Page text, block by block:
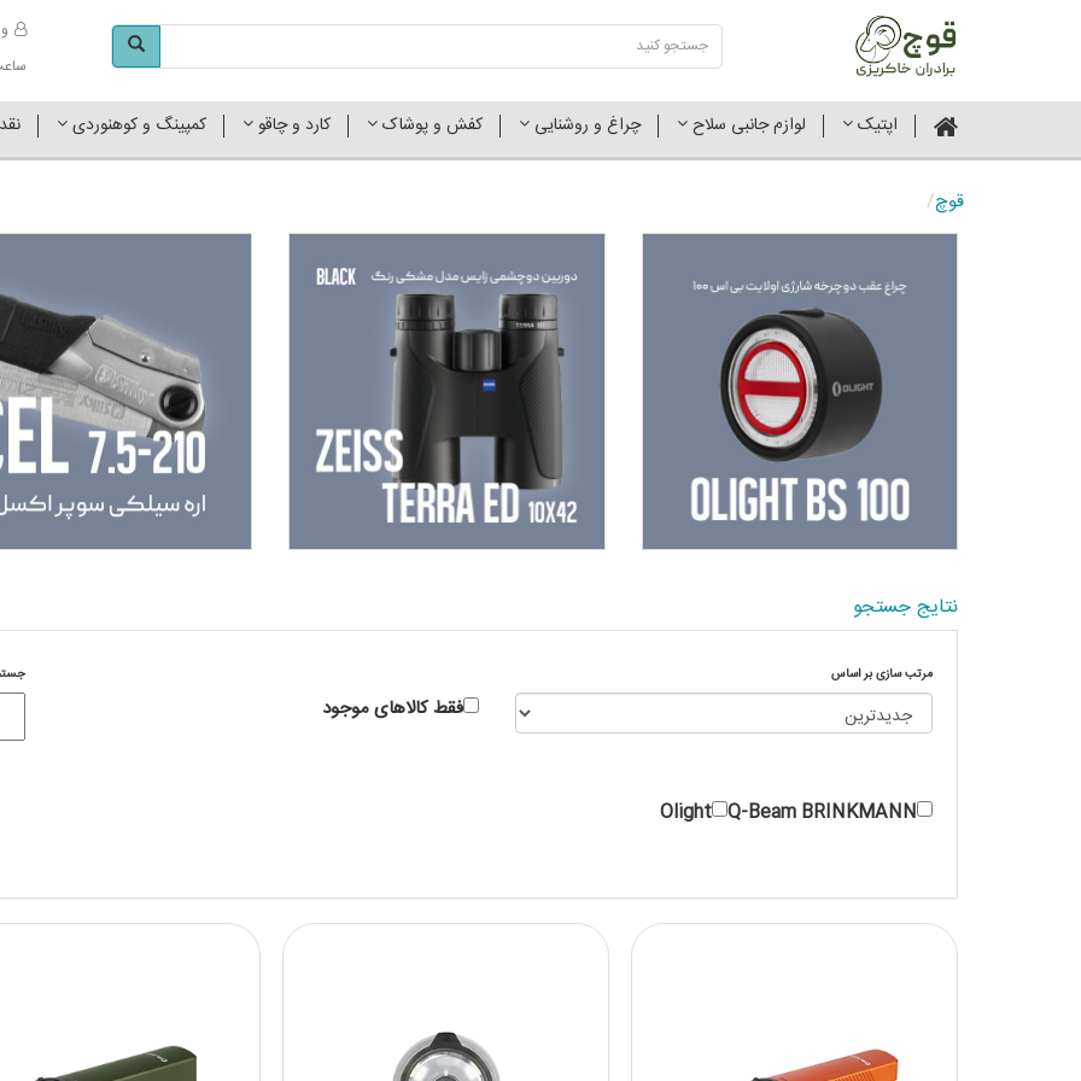
ساعت
اپتیک لوازم جانبی سلاح چراغ و روشنایی کفش و پوشاک کارد و چاقو کمپینگ و کوهنوردی
قوچ/
نتایج جستجو
مرتب سازی بر اساس
فقط کالاهای موجود
Q-Beam BRINKMANN
Olight